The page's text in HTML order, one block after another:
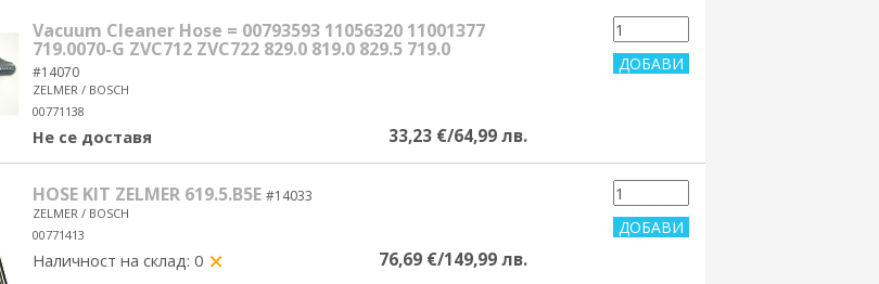
Vacuum Cleaner Hose = 00793593 11056320 11001377
719.0070-G ZVC712 ZVC722 829.0 819.0 829.5 719.0
#14070
ZELMER / BOSCH
00771138
Не се доставя 33,23 €/64,99 лв.
HOSE KIT ZELMER 619.5.B5E #14033
ZELMER / BOSCH
00771413
Наличност на склад: 0 76,69 €/149,99 лв.